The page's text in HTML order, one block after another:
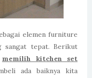
elemen furniture
sangat tepat. Berikut
memilih kitchen set
ada baiknya kita